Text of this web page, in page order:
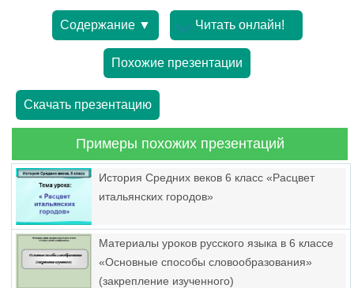
Содержание ▼ Читать онлайн!
Похожие презентации
Скачать презентацию
Примеры похожих презентаций
История Средних веков 6 класс «Расцвет
итальянских городов»
Материалы уроков русского языка в 6 классе
«Основные способы словообразования»
(закрепление изученного)